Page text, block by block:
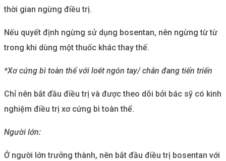
thời gian ngừng điều trị.
Nếu quyết định ngừng sử dụng bosentan, nên ngừng từ từ
trong khi dùng một thuốc khác thay thế.
*Xơ cứng bì toàn thể với loét ngón tay/ chân đang tiến triển
Chỉ nên bắt đầu điều trị và được theo dõi bởi bác sỹ có kinh
nghiệm điều trị xơ cứng bì toàn thể.
Người lớn:
Ở người lớn trưởng thành, nên bắt đầu điều trị bosentan với